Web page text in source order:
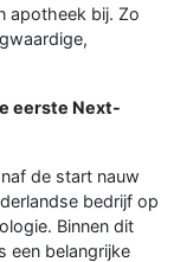
apotheek bij. Zo
eerste Next-
de start nauw
bedrijf op
Binnen dit
een belangrijke